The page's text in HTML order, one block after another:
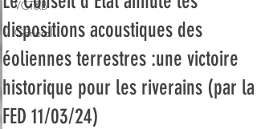
VCT&B
Général
dispositions acoustiques des
éoliennes terrestres :une victoire
historique pour les riverains (par la
FED 11/03/24)